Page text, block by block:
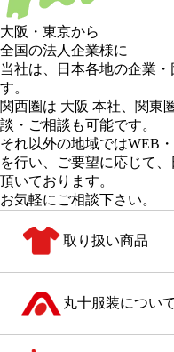
大阪 ・ 東京から
全国の法人企業様に
当社は、日本各地の企業
す。
関西圏は 大阪 本社
関東
談・ご相談も可能です。
それ以外の地域ではWEB
を行い、
ご要望に応じて
頂いております。
お気軽にご相談下さい。
取り扱い商品
丸十服装について